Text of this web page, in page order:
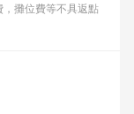
攤位費等不具返點